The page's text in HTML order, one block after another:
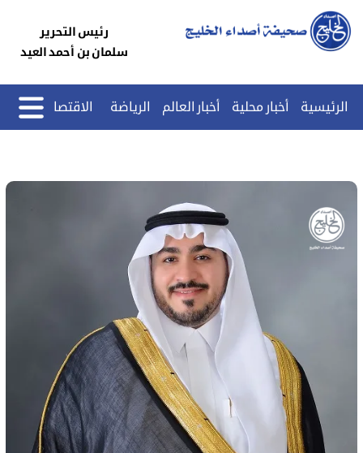
رئيس التحرير
سلمان بن أحمد العيد
الرئيسية أخبار محلية أخبار العالم الرياضة الاقتصاد